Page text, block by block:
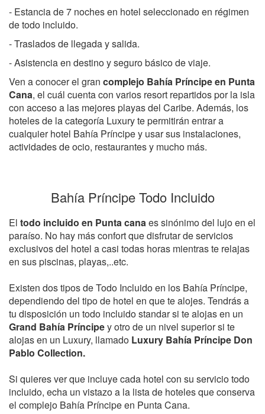
- Estancia de 7 noches en hotel seleccionado en régimen
de todo incluido.
- Traslados de llegada y salida.
- Asistencia en destino y seguro básico de viaje.
Ven a conocer el gran complejo Bahía Príncipe en Punta
Cana, el cuál cuenta con varios resort repartidos por la isla
con acceso a las mejores playas del Caribe. Además, los
hoteles de la categoría Luxury te permitirán entrar a
cualquier hotel Bahía Príncipe y usar sus instalaciones,
actividades de ocio, restaurantes y mucho más.
Bahía Príncipe Todo Incluido
El todo incluido en Punta canaes sinónimo del lujo en el
paraíso. No hay más confort que disfrutar de servicios
exclusivos del hotel a casi todas horas mientras te relajas
en sus piscinas, playas,..etc.
Existen dos tipos de Todo Incluido en los Bahía Príncipe,
dependiendo del tipo de hotel en que te alojes. Tendrás a
tu disposición un todo incluido standar si te alojas en un
Grand Bahía Príncipey otro de un nivel superior si te
alojas en un Luxury, llamado Luxury Bahía Príncipe Don
Pablo Collection.
Si quieres ver que incluye cada hotel con su servicio todo
incluido, echa un vistazo a la lista de hoteles que conserva
el complejo Bahía Príncipe en Punta Cana.